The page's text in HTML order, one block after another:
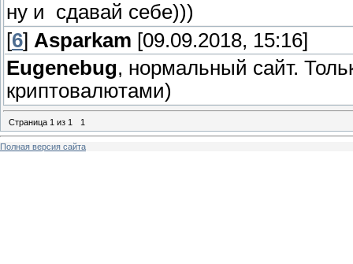
ну и сдавай себе)))
[6] Asparkam [09.09.2018, 15:16]
Eugenebug, нормальный сайт.
криптовалютами)
Страница 1 из 1 1
Полная версия сайта